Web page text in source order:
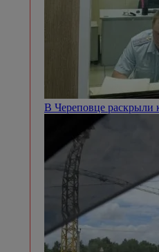
В Череповце раскрыли